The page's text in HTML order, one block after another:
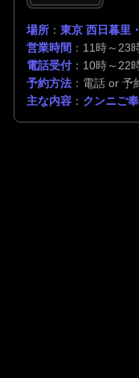
場所 ： 東京 西日暮里
営業時間 ：11時～23
電話受付：10時～22
予約方法 ：電話 or 予
主な内容 ： クンニご